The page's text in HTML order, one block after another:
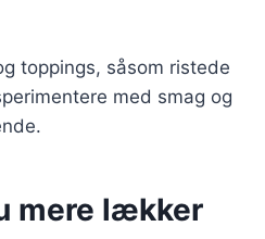
toppings, såsom ristede
med smag og
mere lækker